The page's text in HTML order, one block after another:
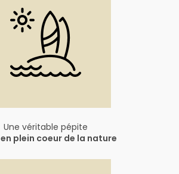
Une véritable pépite
en plein coeur de la nature